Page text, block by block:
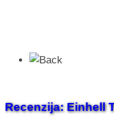
Recenzija: Einhell